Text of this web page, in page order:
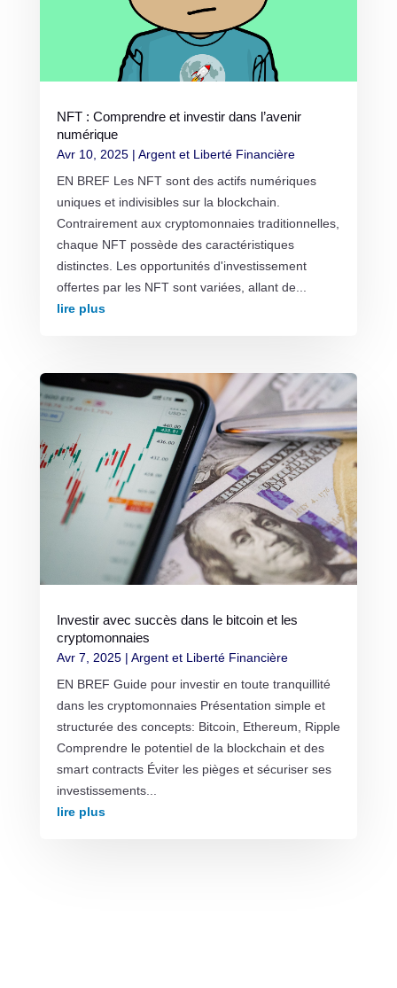
NFT : Comprendre et investir dans l’avenir
numérique
Avr 10, 2025| Argent et Liberté Financière
EN BREF Les NFT sont des actifs numériques
uniques et indivisibles sur la blockchain.
Contrairement aux cryptomonnaies traditionnelles,
chaque NFT possède des caractéristiques
distinctes. Les opportunités d'investissement
offertes par les NFT sont variées, allant de...
lire plus
Investir avec succès dans le bitcoin et les
cryptomonnaies
Avr 7, 2025| Argent et Liberté Financière
EN BREF Guide pour investir en toute tranquillité
dans les cryptomonnaies Présentation simple et
structurée des concepts: Bitcoin, Ethereum, Ripple
Comprendre le potentiel de la blockchain et des
smart contracts Éviter les pièges et sécuriser ses
investissements...
lire plus